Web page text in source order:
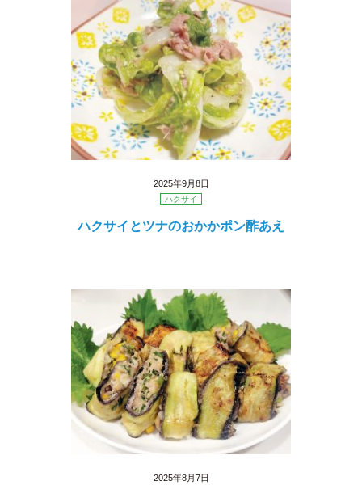
2025年9月8日
ハクサイ
ハクサイとツナのおかかポン酢あえ
2025年8月7日